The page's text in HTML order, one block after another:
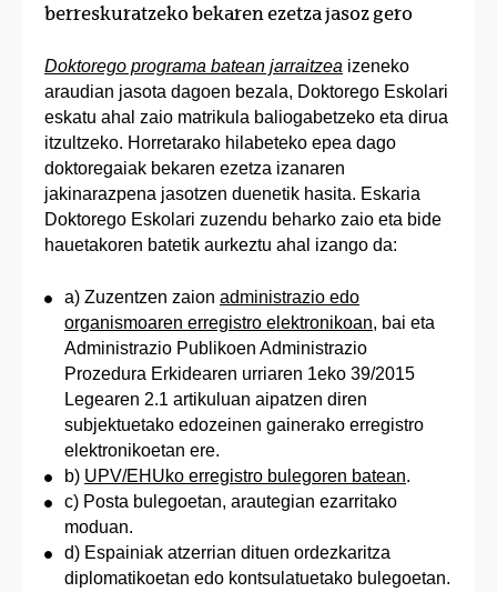
berreskuratzeko bekaren ezetza jasoz gero
Doktorego programa batean jarraitzea izeneko
araudian jasota dagoen bezala, Doktorego Eskolari
eskatu ahal zaio matrikula baliogabetzeko eta dirua
itzultzeko. Horretarako hilabeteko epea dago
doktoregaiak bekaren ezetza izanaren
jakinarazpena jasotzen duenetik hasita. Eskaria
Doktorego Eskolari zuzendu beharko zaio eta bide
hauetakoren batetik aurkeztu ahal izango da:
a) Zuzentzen zaion administrazio edo
organismoaren erregistro elektronikoan, bai eta
Administrazio Publikoen Administrazio
Prozedura Erkidearen urriaren 1eko 39/2015
Legearen 2.1 artikuluan aipatzen diren
subjektuetako edozeinen gainerako erregistro
elektronikoetan ere.
b) UPV/EHUko erregistro bulegoren batean.
c) Posta bulegoetan, arautegian ezarritako
moduan.
d) Espainiak atzerrian dituen ordezkaritza
diplomatikoetan edo kontsulatuetako bulegoetan.